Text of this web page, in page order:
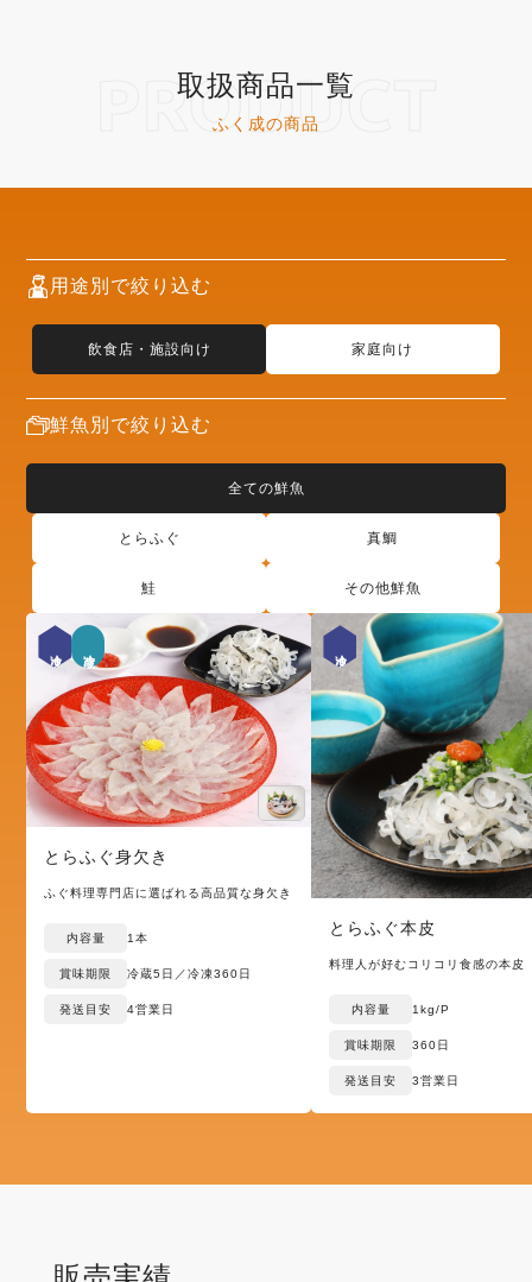
取扱商品一覧
ふく成の商品
PRODUCT
用途別で絞り込む
飲食店・施設向け 家庭向け
鮮魚別で絞り込む
全ての鮮魚
とらふぐ 真鯛
鮭 その他鮮魚
とらふぐ身欠き
ふぐ料理専門店に選ばれる高品質な身欠き
内容量 1本
賞味期限 冷蔵5日／冷凍360日
発送目安 4営業日
とらふぐ本皮
料理人が好むコリコリ食感の本皮
内容量 1kg/P
賞味期限 360日
発送目安 3営業日